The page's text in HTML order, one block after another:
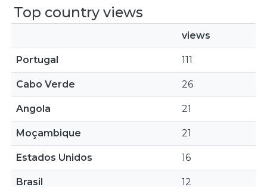
Top country views
views
Portugal 111
Cabo Verde 26
Angola 21
Moçambique 21
Estados Unidos 16
Brasil 12